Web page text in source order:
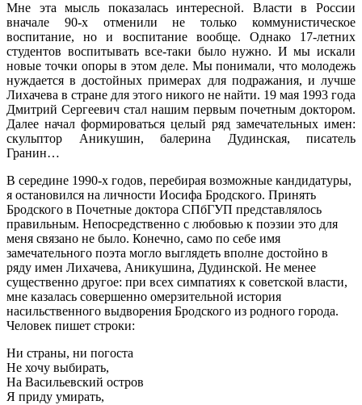
Мне эта мысль показалась интересной. Власти в России
вначале 90-х отменили не только коммунистическое
воспитание, но и воспитание вообще. Однако 17-летних
студентов воспитывать все-таки было нужно. И мы искали
новые точки опоры в этом деле. Мы понимали, что молодежь
нуждается в достойных примерах для подражания, и лучше
Лихачева в стране для этого никого не найти. 19 мая 1993 года
Дмитрий Сергеевич стал нашим первым почетным доктором.
Далее начал формироваться целый ряд замечательных имен:
скульптор Аникушин, балерина Дудинская, писатель
Гранин…
В середине 1990-х годов, перебирая возможные кандидатуры,
я остановился на личности Иосифа Бродского. Принять
Бродского в Почетные доктора СПбГУП представлялось
правильным. Непосредственно с любовью к поэзии это для
меня связано не было. Конечно, само по себе имя
замечательного поэта могло выглядеть вполне достойно в
ряду имен Лихачева, Аникушина, Дудинской. Не менее
существенно другое: при всех симпатиях к советской власти,
мне казалась совершенно омерзительной история
насильственного выдворения Бродского из родного города.
Человек пишет строки:
Ни страны, ни погоста
Не хочу выбирать,
На Васильевский остров
Я приду умирать,